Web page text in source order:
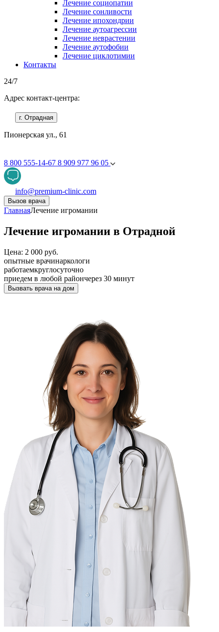
Лечение социопатии
Лечение сонливости
Лечение ипохондрии
Лечение аутоагрессии
Лечение неврастении
Лечение аутофобии
Лечение циклотимии
Контакты
24/7
Адрес контакт-центра:
г. Отрадная
Пионерская ул., 61
8 800 555-14-67 8 909 977 96 05
info@premium-clinic.com
Вызов врача
ГлавнаяЛечение игромании
Лечение игромании в Отрадной
Цена: 2 000 руб.
опытные врачинаркологи
работаемкруглосуточно
приедем в любой райончерез 30 минут
Вызвать врача на дом